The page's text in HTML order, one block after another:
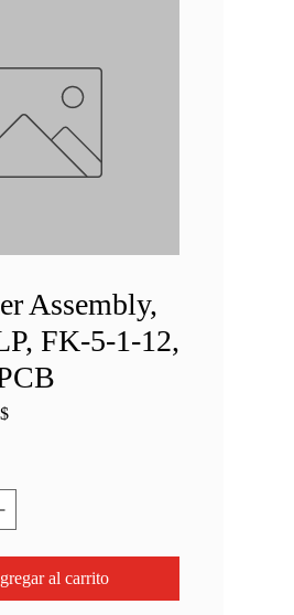
Assembly,
FK-5-1-12,
Precio
al carrito